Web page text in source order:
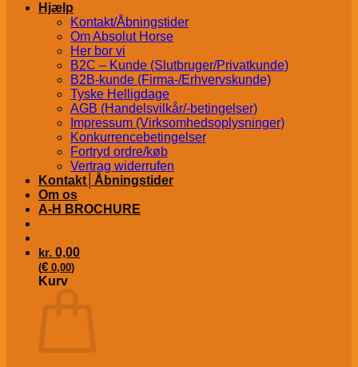
Hjælp
Kontakt/Åbningstider
Om Absolut Horse
Her bor vi
B2C – Kunde (Slutbruger/Privatkunde)
B2B-kunde (Firma-/Erhvervskunde)
Tyske Helligdage
AGB (Handelsvilkår/-betingelser)
Impressum (Virksomhedsoplysninger)
Konkurrencebetingelser
Fortryd ordre/køb
Vertrag widerrufen
Kontakt│Åbningstider
Om os
A-H BROCHURE
kr. 0,00
(€ 0,00)
Kurv